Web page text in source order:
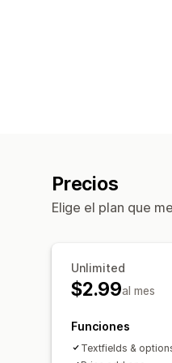
Precios
Elige el plan que
Unlimited
$2.99al mes
Funciones
Textfields &